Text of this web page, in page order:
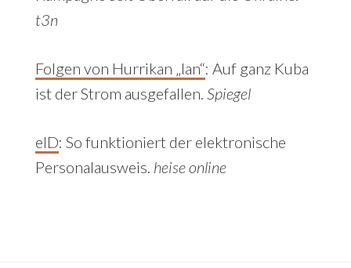
t3n
Folgen von Hurrikan „Ian“: Auf ganz Kuba
ist der Strom ausgefallen. Spiegel
eID: So funktioniert der elektronische
Personalausweis. heise online